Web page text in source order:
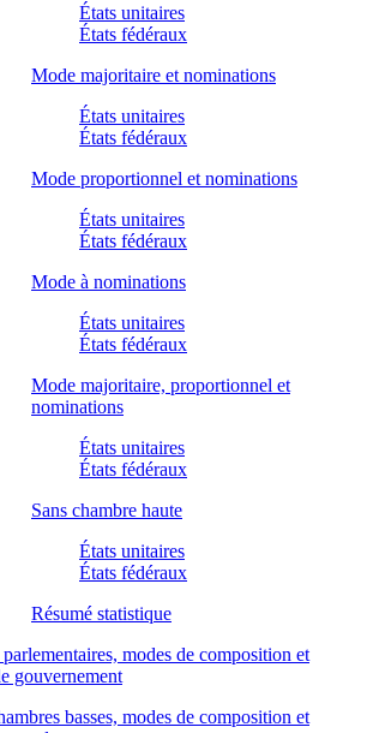
États unitaires
États fédéraux
Mode majoritaire et nominations
États unitaires
États fédéraux
Mode proportionnel et nominations
États unitaires
États fédéraux
Mode à nominations
États unitaires
États fédéraux
Mode majoritaire, proportionnel et
nominations
États unitaires
États fédéraux
Sans chambre haute
États unitaires
États fédéraux
Résumé statistique
modes de composition et
gouvernement
basses, modes de composition et